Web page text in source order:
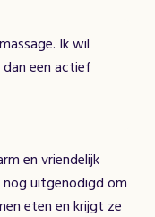
Ik wil
een actief
en vriendelijk
nog uitgenodigd om
eten en krijgt ze